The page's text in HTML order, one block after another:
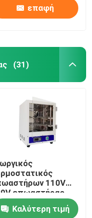
επαφή
(31)
110V
επωαστήρας
βάσης
Καλύτερη τιμή